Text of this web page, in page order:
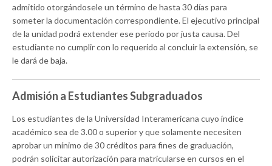
admitido otorgándosele un término de hasta 30 días para
someter la documentación correspondiente. El ejecutivo principal
de la unidad podrá extender ese período por justa causa. Del
estudiante no cumplir con lo requerido al concluir la extensión, se
le dará de baja.
Admisión a Estudiantes Subgraduados
Los estudiantes de la Universidad Interamericana cuyo índice
académico sea de 3.00 o superior y que solamente necesiten
aprobar un mínimo de 30 créditos para fines de graduación,
podrán solicitar autorización para matricularse en cursos en el